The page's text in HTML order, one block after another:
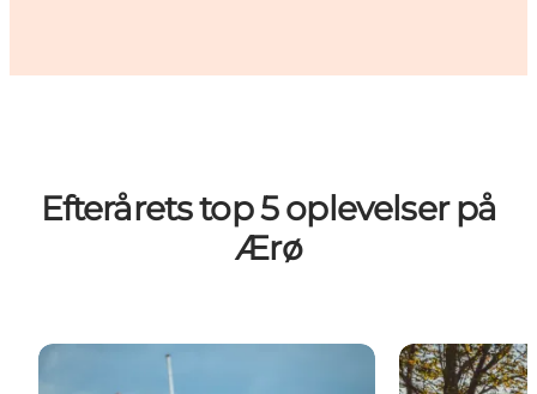
Efterårets top 5 oplevelser på
Ærø
Lydvandringer Vandreruter